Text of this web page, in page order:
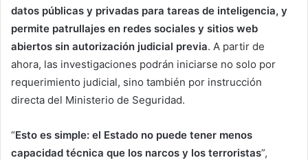
datos públicas y privadas para tareas de inteligencia, y
permite patrullajes en redes sociales y sitios web
abiertos sin autorización judicial previa. A partir de
ahora, las investigaciones podrán iniciarse no solo por
requerimiento judicial, sino también por instrucción
directa del Ministerio de Seguridad.
“Esto es simple: el Estado no puede tener menos
capacidad técnica que los narcos y los terroristas”,